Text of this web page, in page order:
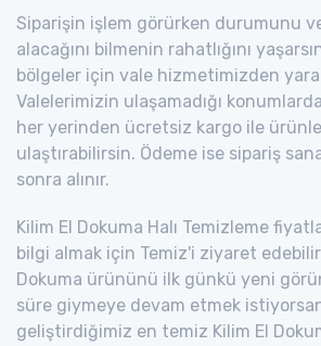
Siparişin işlem görürken durumunu
alacağını bilmenin rahatlığını
bölgeler için vale hizmetimizden
Valelerimizin ulaşamadığı
her yerinden ücretsiz kargo ile
ulaştırabilirsin. Ödeme ise sipariş
sonra alınır.
Kilim El Dokuma Halı Temizleme
bilgi almak için Temiz'i ziyaret
Dokuma ürününü ilk günkü yeni
süre giymeye devam etmek
geliştirdiğimiz en temiz Kilim El